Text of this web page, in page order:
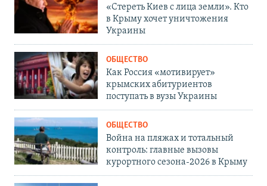
«Стереть Киев с лица земли». Кто
в Крыму хочет уничтожения
Украины
ОБЩЕСТВО
Как Россия «мотивирует»
крымских абитуриентов
поступать в вузы Украины
ОБЩЕСТВО
Война на пляжах и тотальный
контроль: главные вызовы
курортного сезона-2026 в Крыму